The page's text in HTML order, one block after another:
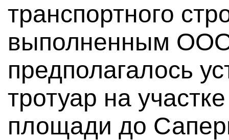
транспортного
выполненным
предполагалось
тротуар на
площади до